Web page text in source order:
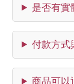
是否有實
付款方式
商品可以